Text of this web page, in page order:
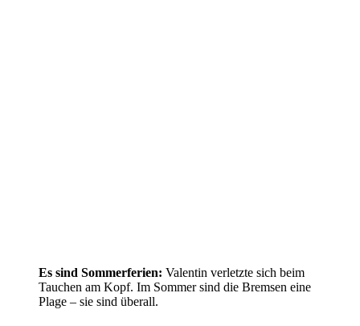
Es sind Sommerferien: Valentin verletzte sich beim
Tauchen am Kopf. Im Sommer sind die Bremsen eine
Plage – sie sind überall.